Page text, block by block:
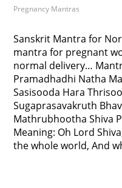
Pregnancy Mantras
Sanskrit Mantra for
mantra for pregnant
normal delivery…
Pramadhadhi Natha
Sasisooda Hara
Sugaprasavakruth
Mathrubhootha Shiva
Meaning: Oh Lord
the whole world, And